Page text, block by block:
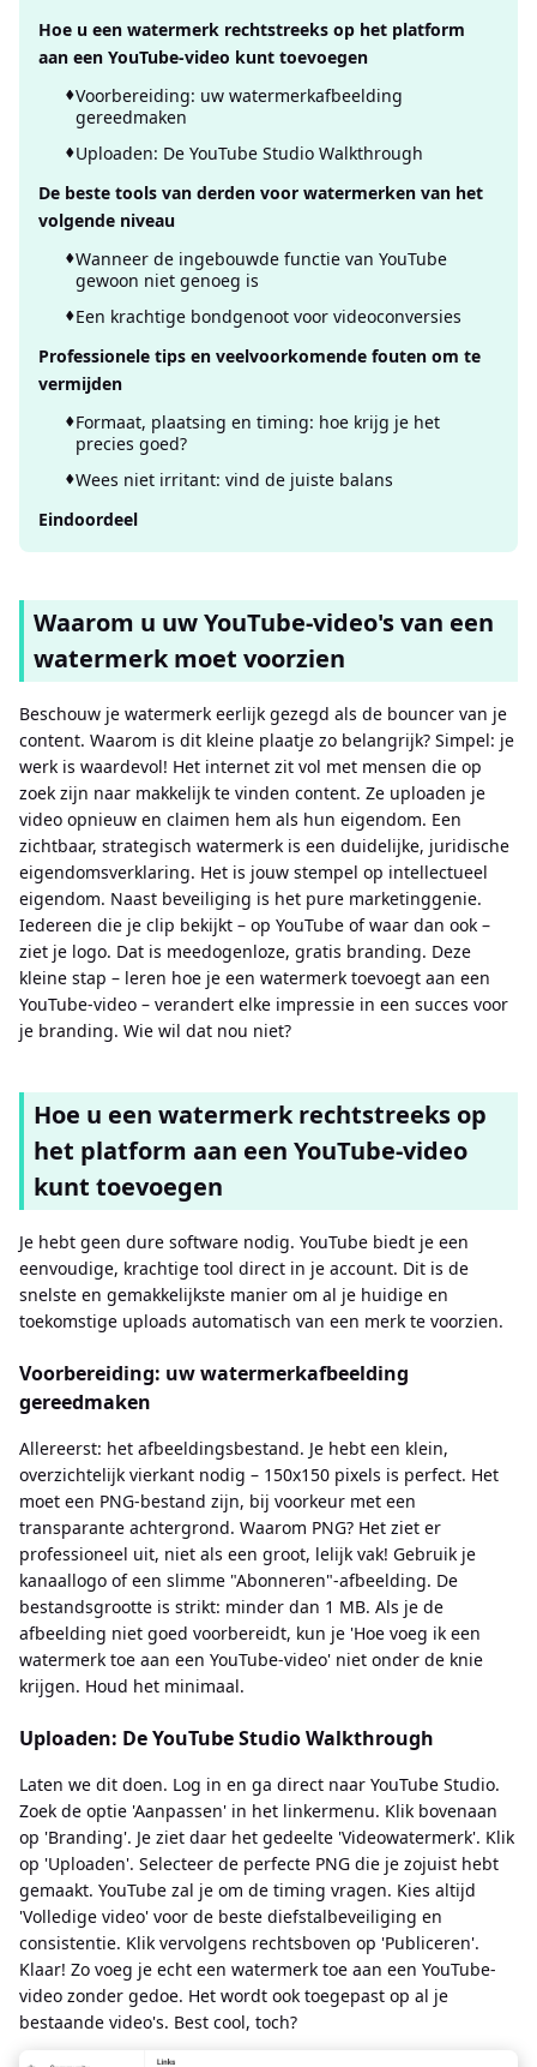
Hoe u een watermerk rechtstreeks op het platform
aan een YouTube-video kunt toevoegen
Voorbereiding: uw watermerkafbeelding
gereedmaken
Uploaden: De YouTube Studio Walkthrough
De beste tools van derden voor watermerken van het
volgende niveau
Wanneer de ingebouwde functie van YouTube
gewoon niet genoeg is
Een krachtige bondgenoot voor videoconversies
Professionele tips en veelvoorkomende fouten om te
vermijden
Formaat, plaatsing en timing: hoe krijg je het
precies goed?
Wees niet irritant: vind de juiste balans
Eindoordeel
Waarom u uw YouTube-video's van een
watermerk moet voorzien
Beschouw je watermerk eerlijk gezegd als de bouncer van je
content. Waarom is dit kleine plaatje zo belangrijk? Simpel: je
werk is waardevol! Het internet zit vol met mensen die op
zoek zijn naar makkelijk te vinden content. Ze uploaden je
video opnieuw en claimen hem als hun eigendom. Een
zichtbaar, strategisch watermerk is een duidelijke, juridische
eigendomsverklaring. Het is jouw stempel op intellectueel
eigendom. Naast beveiliging is het pure marketinggenie.
Iedereen die je clip bekijkt – op YouTube of waar dan ook –
ziet je logo. Dat is meedogenloze, gratis branding. Deze
kleine stap – leren hoe je een watermerk toevoegt aan een
YouTube-video – verandert elke impressie in een succes voor
je branding. Wie wil dat nou niet?
Hoe u een watermerk rechtstreeks op
het platform aan een YouTube-video
kunt toevoegen
Je hebt geen dure software nodig. YouTube biedt je een
eenvoudige, krachtige tool direct in je account. Dit is de
snelste en gemakkelijkste manier om al je huidige en
toekomstige uploads automatisch van een merk te voorzien.
Voorbereiding: uw watermerkafbeelding
gereedmaken
Allereerst: het afbeeldingsbestand. Je hebt een klein,
overzichtelijk vierkant nodig – 150x150 pixels is perfect. Het
moet een PNG-bestand zijn, bij voorkeur met een
transparante achtergrond. Waarom PNG? Het ziet er
professioneel uit, niet als een groot, lelijk vak! Gebruik je
kanaallogo of een slimme "Abonneren"-afbeelding. De
bestandsgrootte is strikt: minder dan 1 MB. Als je de
afbeelding niet goed voorbereidt, kun je 'Hoe voeg ik een
watermerk toe aan een YouTube-video' niet onder de knie
krijgen. Houd het minimaal.
Uploaden: De YouTube Studio Walkthrough
Laten we dit doen. Log in en ga direct naar YouTube Studio.
Zoek de optie 'Aanpassen' in het linkermenu. Klik bovenaan
op 'Branding'. Je ziet daar het gedeelte 'Videowatermerk'. Klik
op 'Uploaden'. Selecteer de perfecte PNG die je zojuist hebt
gemaakt. YouTube zal je om de timing vragen. Kies altijd
'Volledige video' voor de beste diefstalbeveiliging en
consistentie. Klik vervolgens rechtsboven op 'Publiceren'.
Klaar! Zo voeg je echt een watermerk toe aan een YouTube-
video zonder gedoe. Het wordt ook toegepast op al je
bestaande video's. Best cool, toch?